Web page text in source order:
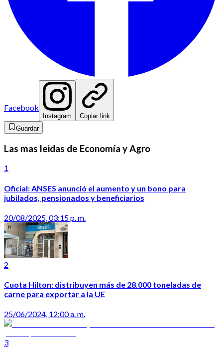
Facebook
Instagram
Copiar link
Guardar
Las mas leidas de Economía y Agro
1
Oficial: ANSES anunció el aumento y un bono para
jubilados, pensionados y beneficiarios
20/08/2025, 03:15 p. m.
2
Cuota Hilton: distribuyen más de 28.000 toneladas de
carne para exportar a la UE
25/06/2024, 12:00 a. m.
3